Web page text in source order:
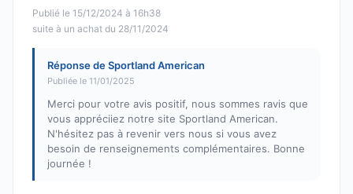
Publié le 15/12/2024 à 16h38
suite à un achat du 28/11/2024
Réponse de Sportland American
Publiée le 11/01/2025
Merci pour votre avis positif, nous sommes ravis que
vous appréciiez notre site Sportland American.
N'hésitez pas à revenir vers nous si vous avez
besoin de renseignements complémentaires. Bonne
journée !